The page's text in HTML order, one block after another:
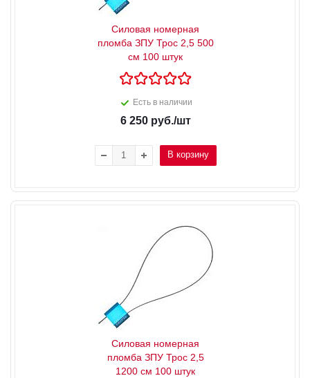
Силовая номерная
пломба ЗПУ Трос 2,5 500
см 100 штук
Есть в наличии
6 250руб./шт
В корзину
Силовая номерная
пломба ЗПУ Трос 2,5
1200 см 100 штук